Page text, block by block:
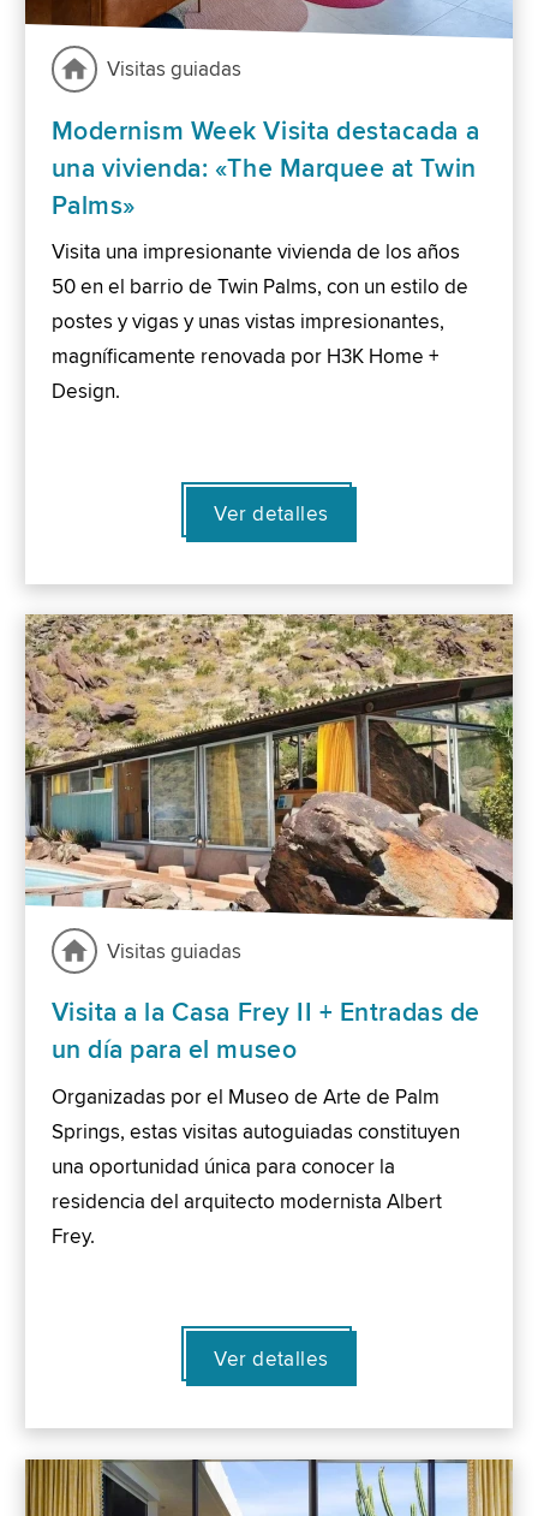
Visitas guiadas
Modernism Week Visita destacada a
una vivienda: «The Marquee at Twin
Palms»
Visita una impresionante vivienda de los años
50 en el barrio de Twin Palms, con un estilo de
postes y vigas y unas vistas impresionantes,
magníficamente renovada por H3K Home +
Design.
Ver detalles
Visitas guiadas
Visita a la Casa Frey II + Entradas de
un día para el museo
Organizadas por el Museo de Arte de Palm
Springs, estas visitas autoguiadas constituyen
una oportunidad única para conocer la
residencia del arquitecto modernista Albert
Frey.
Ver detalles